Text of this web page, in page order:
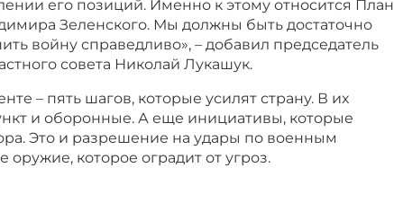
его позиций. Именно к этому относится План
Зеленского. Мы должны быть достаточно
войну справедливо», – добавил председатель
совета Николай Лукашук.
– пять шагов, которые усилят страну. В их
и оборонные. А еще инициативы, которые
Это и разрешение на удары по военным
которое оградит от угроз.